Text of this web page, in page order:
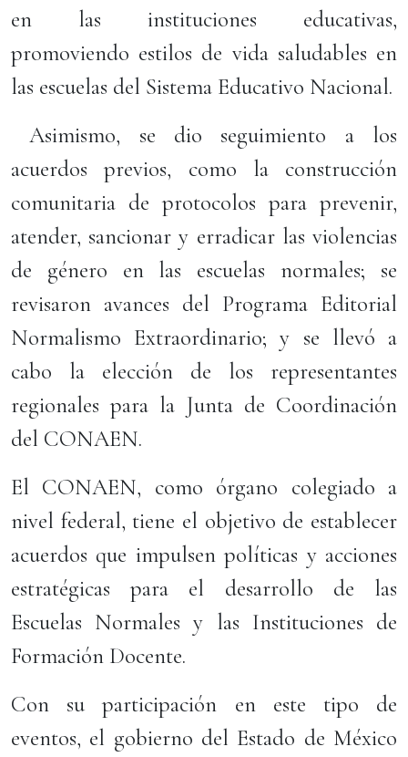
en las instituciones educativas,
promoviendo estilos de vida saludables en
las escuelas del Sistema Educativo Nacional.
Asimismo, se dio seguimiento a los
acuerdos previos, como la construcción
comunitaria de protocolos para prevenir,
atender, sancionar y erradicar las violencias
de género en las escuelas normales; se
revisaron avances del Programa Editorial
Normalismo Extraordinario; y se llevó a
cabo la elección de los representantes
regionales para la Junta de Coordinación
del CONAEN.
El CONAEN, como órgano colegiado a
nivel federal, tiene el objetivo de establecer
acuerdos que impulsen políticas y acciones
estratégicas para el desarrollo de las
Escuelas Normales y las Instituciones de
Formación Docente.
Con su participación en este tipo de
eventos, el gobierno del Estado de México